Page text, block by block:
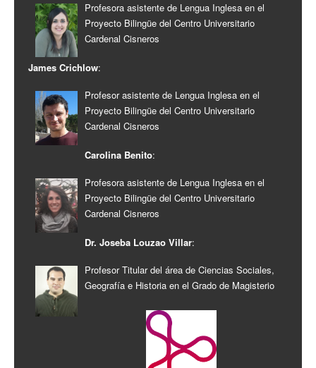
Profesora asistente de Lengua Inglesa en el
Proyecto Bilingüe del Centro Universitario
Cardenal Cisneros
James Crichlow:
Profesor asistente de Lengua Inglesa en el
Proyecto Bilingüe del Centro Universitario
Cardenal Cisneros
Carolina Benito:
Profesora asistente de Lengua Inglesa en el
Proyecto Bilingüe del Centro Universitario
Cardenal Cisneros
Dr. Joseba Louzao Villar:
Profesor Titular del área de Ciencias Sociales,
Geografía e Historia en el Grado de Magisterio